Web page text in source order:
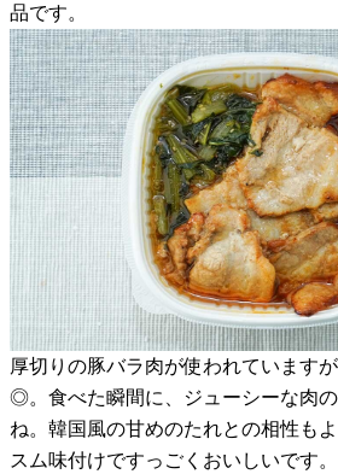
品です。
厚切りの豚バラ肉が使われています
◎。食べた瞬間に、ジューシーな肉
ね。韓国風の甘めのたれとの相性も
スム味付けですっごくおいしいです。